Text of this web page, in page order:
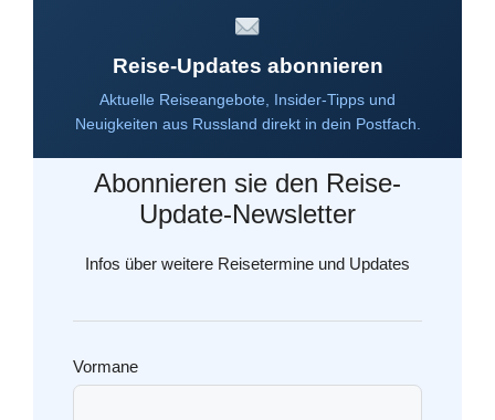
Reise-Updates abonnieren
Aktuelle Reiseangebote, Insider-Tipps und
Neuigkeiten aus Russland direkt in dein Postfach.
Abonnieren sie den Reise-
Update-Newsletter
Infos über weitere Reisetermine und Updates
Vormane